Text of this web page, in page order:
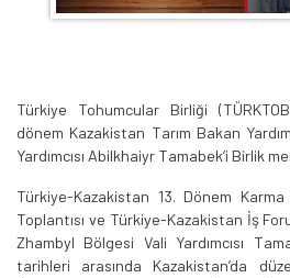
Türkiye Tohumcular Birliği
dönem Kazakistan Tarım Bakan
Yardımcısı Abilkhaiyr Tamabek’i Birlik
Türkiye-Kazakistan 13. Dönem
Toplantısı ve Türkiye-Kazakistan İş
Zhambyl Bölgesi Vali Yardımcısı
tarihleri arasında Kazakistan’da